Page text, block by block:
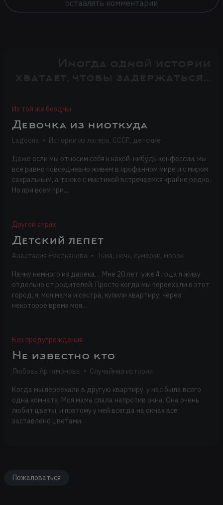
оставлять комментарии
Из той же бездны
Девочка из ниоткуда
Lagoona • Истории из лагеря, СССР, детские
Даже если мы относим себя к какой-нибудь конфессии, мы
все равно повседневно живем в профанном мире и с миром
сакральным, а также с мистикой встречаемся крайне редко.
Но при всем при…
Другой страх
Детский лепет
Анастасия Емельянова • Тьма, ночь, сумерки, морок
Начну немного из далека… Мне 20 лет, уже 4 года я живу
отдельно от родителей. Просто когда мы переехали в этот
город, я, моя мама и сестра, купили квартиру, через
некоторое время моя…
Без предупреждения
Не известно кто
Любовь Артамонова • Случайная история
Когда мы переехали в другую квартиру, у нас была всего
одна комната. Моя мама спала напротив окна. Она очень
любит цветы, и поэтому у ней всегда на окнах все
заставлено цветами…
Пожаловаться